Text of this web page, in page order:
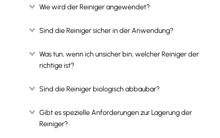
Wie wird der Reiniger angewendet?
Sind die Reiniger sicher in der Anwendung?
Was tun, wenn ich unsicher bin, welcher Reiniger der
richtige ist?
Sind die Reiniger biologisch abbaubar?
Gibt es spezielle Anforderungen zur Lagerung der
Reiniger?